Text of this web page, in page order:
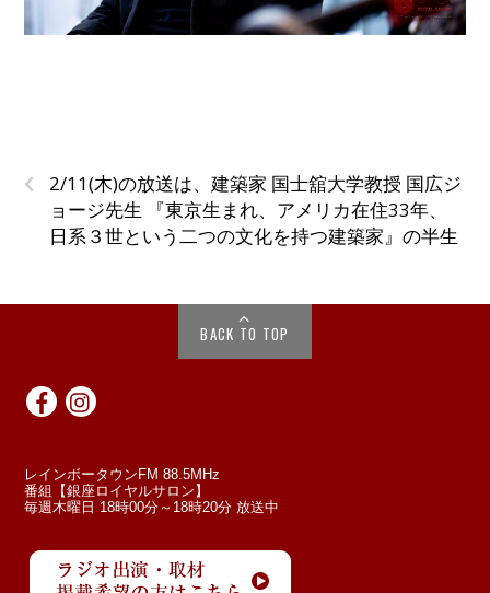
‹
2/11(木)の放送は、建築家 国士舘大学教授 国広ジ
ョージ先生 『東京生まれ、アメリカ在住33年、
日系３世という二つの文化を持つ建築家』の半生
BACK TO TOP
レインボータウンFM 88.5MHz
番組【銀座ロイヤルサロン】
毎週木曜日 18時00分～18時20分 放送中